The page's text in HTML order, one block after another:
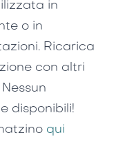
in
o in
Ricarica
con altri
disponibili!
qui